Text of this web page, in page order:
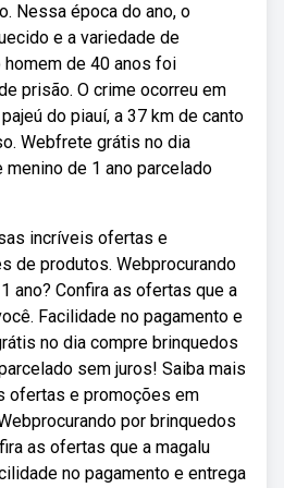
Nessa época do ano, o
e a variedade de
de 40 anos foi
prisão. O crime ocorreu em
do piauí, a 37 km de canto
Webfrete grátis no dia
de 1 ano parcelado
incríveis ofertas e
de produtos. Webprocurando
ano? Confira as ofertas que a
Facilidade no pagamento e
no dia compre brinquedos
sem juros! Saiba mais
ofertas e promoções em
por brinquedos
as ofertas que a magalu
no pagamento e entrega